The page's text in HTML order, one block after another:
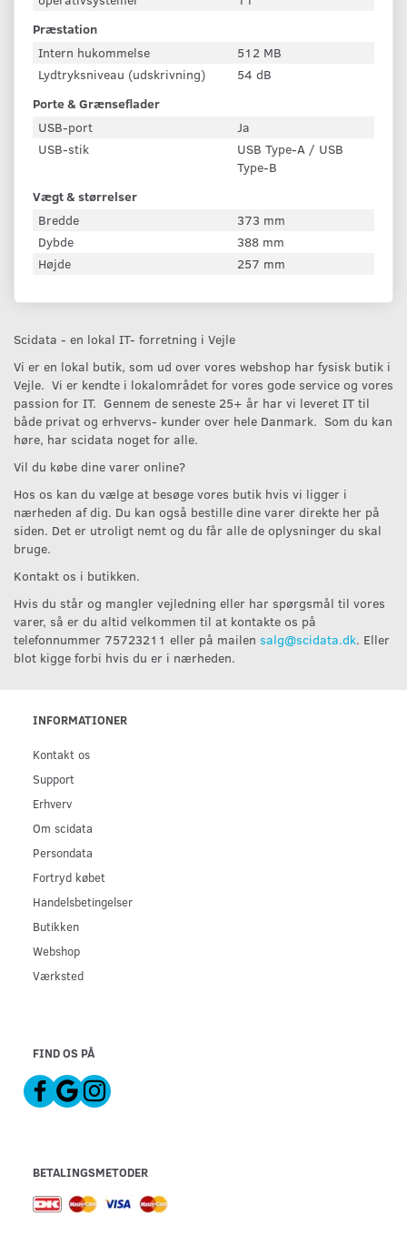
Præstation
Intern hukommelse
512 MB
Lydtryksniveau (udskrivning)
54 dB
Porte & Grænseflader
USB-port
Ja
USB-stik
USB Type-A / USB
Type-B
Vægt & størrelser
Bredde
373 mm
Dybde
388 mm
Højde
257 mm
Scidata - en lokal IT- forretning i Vejle
Vi er en lokal butik, som ud over vores webshop har fysisk butik i
Vejle. Vi er kendte i lokalområdet for vores gode service og vores
passion for IT. Gennem de seneste 25+ år har vi leveret IT til
både privat og erhvervs- kunder over hele Danmark. Som du kan
høre, har scidata noget for alle.
Vil du købe dine varer online?
Hos os kan du vælge at besøge vores butik hvis vi ligger i
nærheden af dig. Du kan også bestille dine varer direkte her på
siden. Det er utroligt nemt og du får alle de oplysninger du skal
bruge.
Kontakt os i butikken.
Hvis du står og mangler vejledning eller har spørgsmål til vores
varer, så er du altid velkommen til at kontakte os på
telefonnummer 75723211 eller på mailen salg@scidata.dk. Eller
blot kigge forbi hvis du er i nærheden.
INFORMATIONER
Kontakt os
Support
Erhverv
Om scidata
Persondata
Fortryd købet
Handelsbetingelser
Butikken
Webshop
Værksted
FIND OS PÅ
BETALINGSMETODER